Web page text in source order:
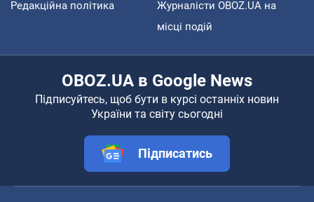
Редакційна політика
Журналісти OBOZ.UA на
місці подій
OBOZ.UA в Google News
Підписуйтесь, щоб бути в курсі останніх новин
України та світу сьогодні
Підписатись